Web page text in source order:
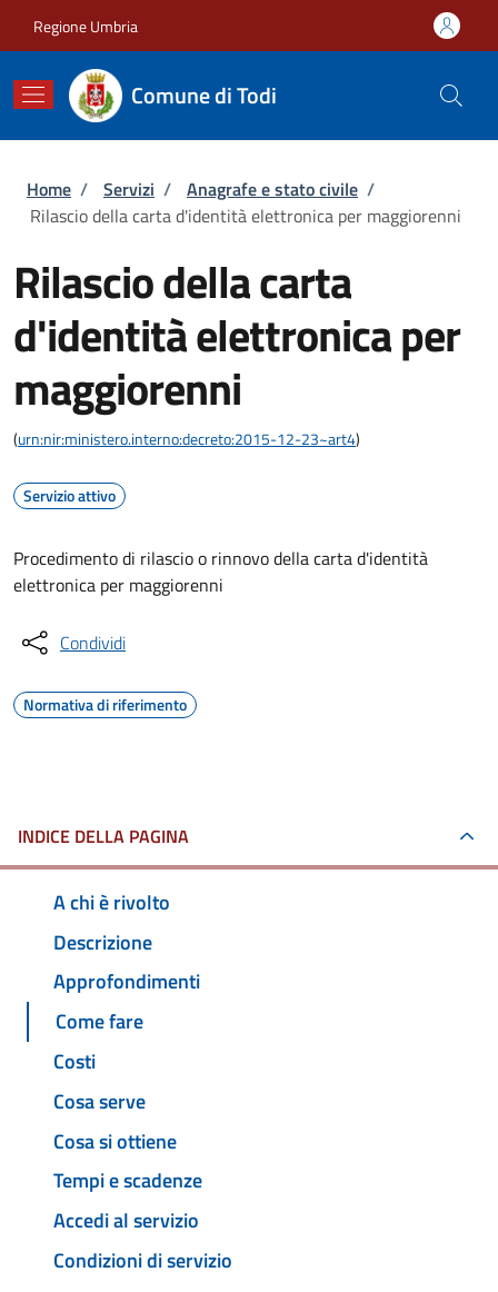
Regione Umbria
Comune di Todi
Briciole di pane
Home / Servizi / Anagrafe e stato civile /
Rilascio della carta d'identità elettronica per maggiorenni
Rilascio della carta
d'identità elettronica per
maggiorenni
(urn:nir:ministero.interno:decreto:2015-12-23~art4)
Servizio attivo
Procedimento di rilascio o rinnovo della carta d'identità
elettronica per maggiorenni
Condividi
Normativa di riferimento
INDICE DELLA PAGINA
A chi è rivolto
Descrizione
Approfondimenti
Come fare
Costi
Cosa serve
Cosa si ottiene
Tempi e scadenze
Accedi al servizio
Condizioni di servizio